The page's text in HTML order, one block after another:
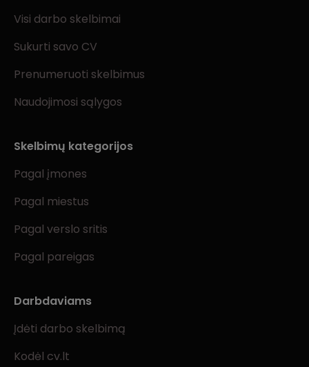
Visi darbo skelbimai
Sukurti savo CV
Prenumeruoti skelbimus
Naudojimosi sąlygos
Skelbimų kategorijos
Pagal įmones
Pagal miestus
Pagal verslo sritis
Pagal pareigas
Darbdaviams
Įdėti darbo skelbimą
Kodėl cv.lt